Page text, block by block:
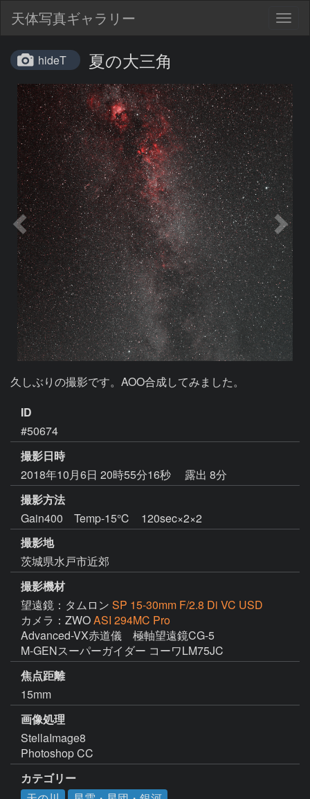
天体写真ギャラリー
hideT 夏の大三角
久しぶりの撮影です。AOO合成してみました。
ID
#50674
撮影日時
2018年10月6日 20時55分16秒
露出 8分
撮影方法
Gain400 Temp-15℃ 120sec×2×2
撮影地
茨城県水戸市近郊
撮影機材
望遠鏡：タムロン SP 15-30mm F/2.8 Di VC USD
カメラ：ZWOASI 294MC Pro
Advanced-VX赤道儀　極軸望遠鏡CG-5
M-GENスーパーガイダー コーワLM75JC
焦点距離
15mm
画像処理
StellaImage8
Photoshop CC
カテゴリー